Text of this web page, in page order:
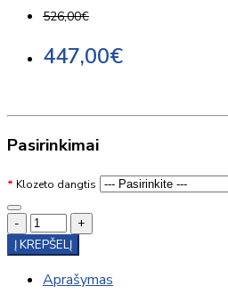
526,00€
447,00€
Pasirinkimai
Klozeto dangtis
-
+
Į KREPŠELĮ
Aprašymas